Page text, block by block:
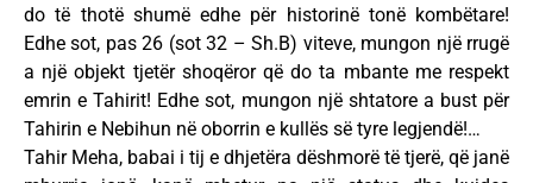
do të thotë shumë edhe për historinë tonë kombëtare!
Edhe sot, pas 26 (sot 32 – Sh.B) viteve, mungon një rrugë
a një objekt tjetër shoqëror që do ta mbante me respekt
emrin e Tahirit! Edhe sot, mungon një shtatore a bust për
Tahirin e Nebihun në oborrin e kullës së tyre legjendë!…
Tahir Meha, babai i tij e dhjetëra dëshmorë të tjerë, që janë